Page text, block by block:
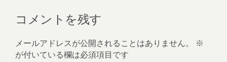
コメントを残す
メールアドレスが公開されることはありません。
※
が付いている欄は必須項目です